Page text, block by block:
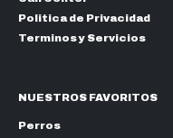
Politica de Privacidad
Terminos y Servicios
NUESTROS FAVORITOS
Perros